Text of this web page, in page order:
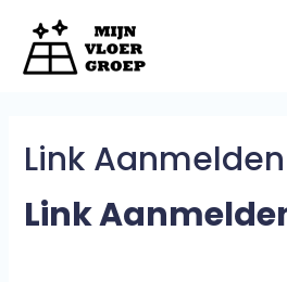
naar
inhoud
Link Aanmelden
Link